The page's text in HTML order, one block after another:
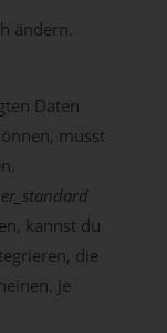
ändern.
Daten
musst
kannst du
die
Je